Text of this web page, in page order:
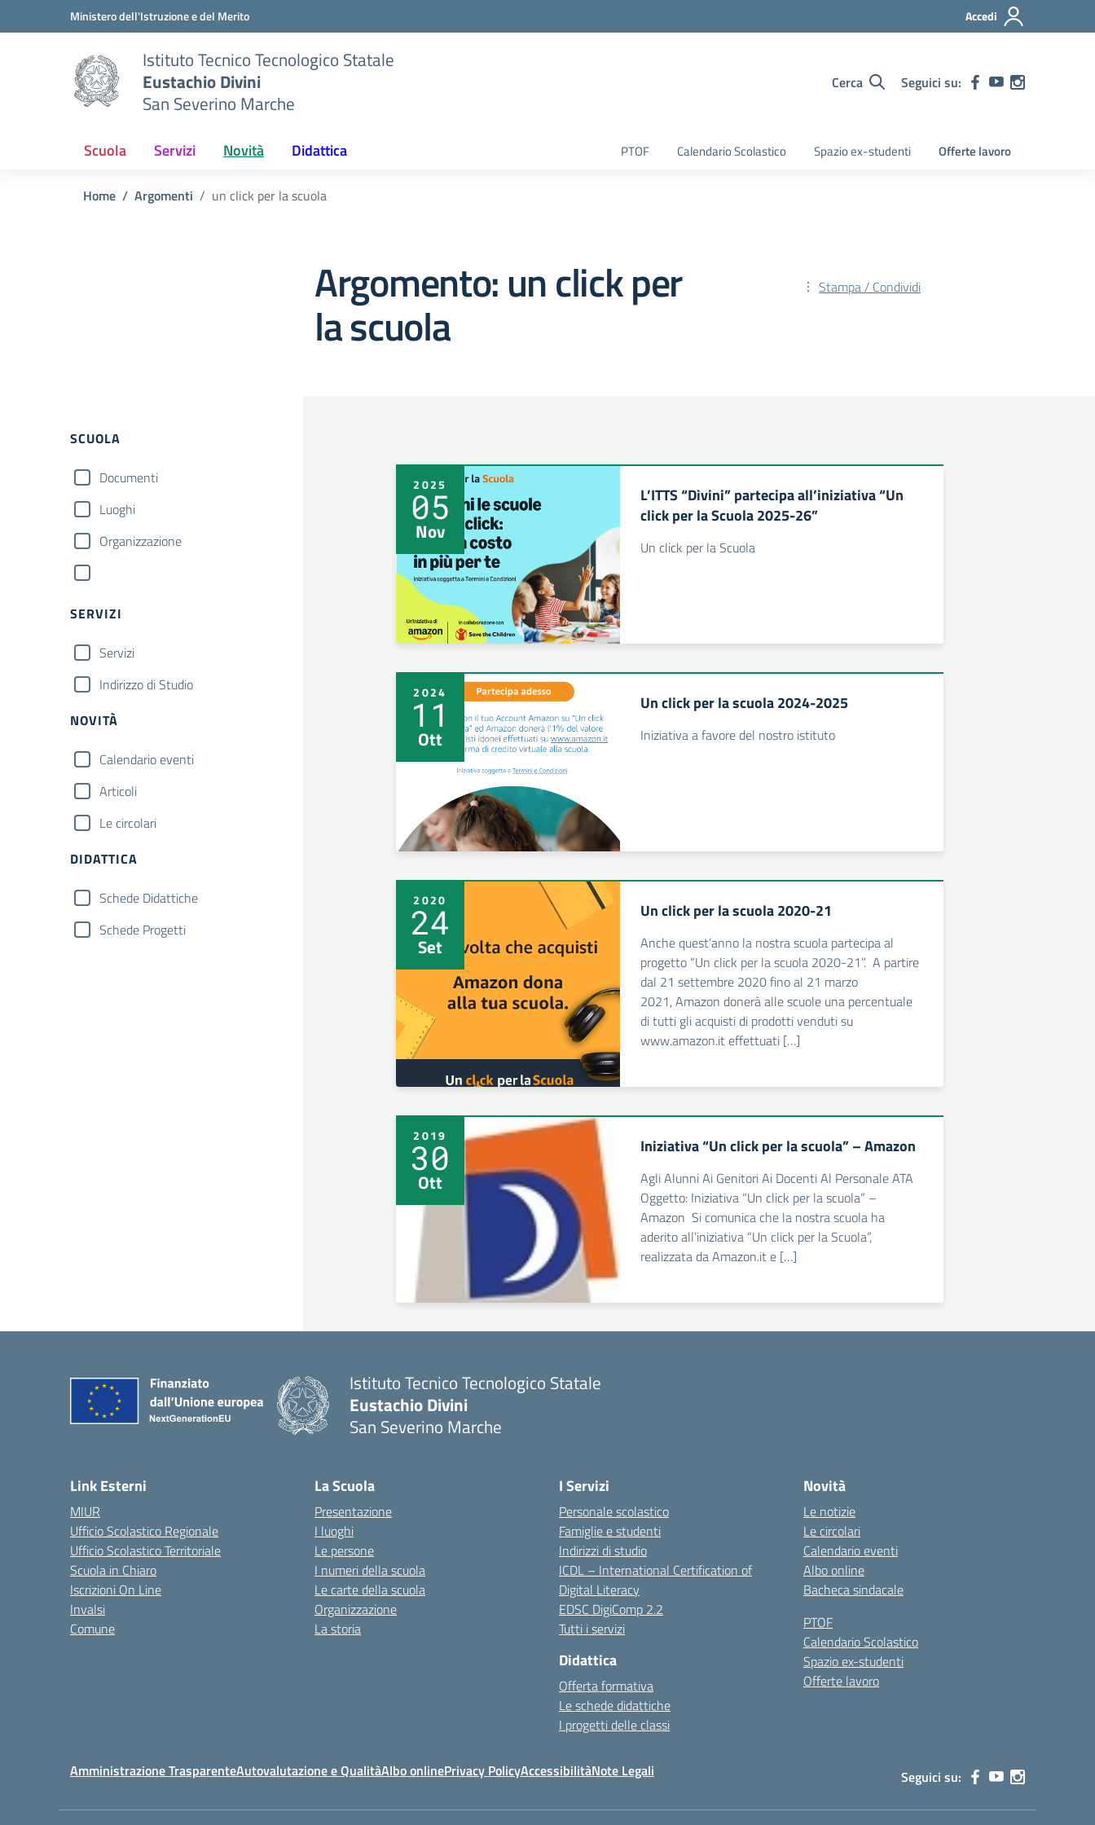
Vai ai contenuti
Vai al menu di navigazioneMinistero dell'Istruzione e del Merito Accedi
Istituto Tecnico Tecnologico Statale
Eustachio Divini
San Severino Marche
Cerca Seguici su:
Scuola Servizi Novità Didattica PTOF Calendario Scolastico Spazio ex-studenti Offerte lavoro
Home Argomenti un click per la scuola
Argomento: un click per
la scuola
Stampa / Condividi
SCUOLA
Documenti
Luoghi
Organizzazione
SERVIZI
Servizi
Indirizzo di Studio
NOVITÀ
Calendario eventi
Articoli
Le circolari
DIDATTICA
Schede Didattiche
Schede Progetti
2025
05
Nov
L’ITTS “Divini” partecipa all’iniziativa “Un
click per la Scuola 2025-26”
Un click per la Scuola
2024
11
Ott
Un click per la scuola 2024-2025
Iniziativa a favore del nostro istituto
2020
24
Set
Un click per la scuola 2020-21
Anche quest’anno la nostra scuola partecipa al
progetto “Un click per la scuola 2020-21”. A partire
dal 21 settembre 2020 fino al 21 marzo
2021, Amazon donerà alle scuole una percentuale
di tutti gli acquisti di prodotti venduti su
www.amazon.it effettuati […]
2019
30
Ott
Iniziativa “Un click per la scuola” – Amazon
Agli Alunni Ai Genitori Ai Docenti Al Personale ATA
Oggetto: Iniziativa “Un click per la scuola” –
Amazon Si comunica che la nostra scuola ha
aderito all’iniziativa “Un click per la Scuola”,
realizzata da Amazon.it e […]
Istituto Tecnico Tecnologico Statale
Eustachio Divini
San Severino Marche
Link Esterni
MIUR
Ufficio Scolastico Regionale
Ufficio Scolastico Territoriale
Scuola in Chiaro
Iscrizioni On Line
Invalsi
Comune
La Scuola
Presentazione
I luoghi
Le persone
I numeri della scuola
Le carte della scuola
Organizzazione
La storia
I Servizi
Personale scolastico
Famiglie e studenti
Indirizzi di studio
ICDL – International Certification of
Digital Literacy
EDSC DigiComp 2.2
Tutti i servizi
Didattica
Offerta formativa
Le schede didattiche
I progetti delle classi
Novità
Le notizie
Le circolari
Calendario eventi
Albo online
Bacheca sindacale
PTOF
Calendario Scolastico
Spazio ex-studenti
Offerte lavoro
Amministrazione TrasparenteAutovalutazione e QualitàAlbo onlinePrivacy PolicyAccessibilitàNote Legali Seguici su: